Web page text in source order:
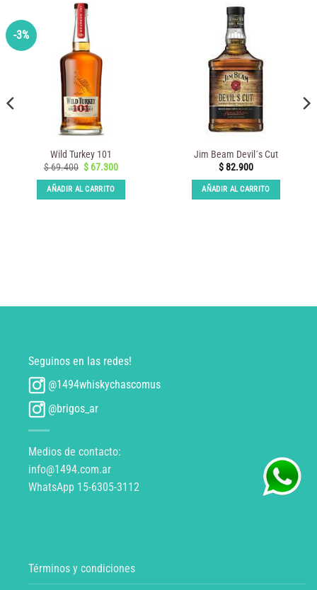
-3%
Wild Turkey 101
$69.400 El
original
era:
$ 69.400.
$ 67.300El
$ 67.300.
AÑADIR AL CARRITO
Jim Beam Devil´s Cut
$82.900
AÑADIR AL CARRITO
Seguinos en las redes!
@1494whiskychascomus
@brigos_ar
Medios de contacto:
info@1494.com.ar
WhatsApp 15-6305-3112
Términos y condiciones